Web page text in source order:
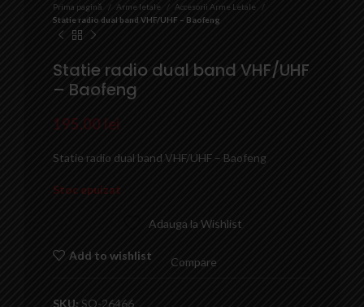
Prima pagină Arme letale
Accesorii Arme Letale
Statie radio dual band VHF/UHF – Baofeng
Statie radio dual band VHF/UHF
– Baofeng
195,00 lei
Statie radio dual band VHF/UHF – Baofeng
Stoc epuizat
Adauga la Wishlist
Add to wishlist
Compare
SKU: SQ-26466